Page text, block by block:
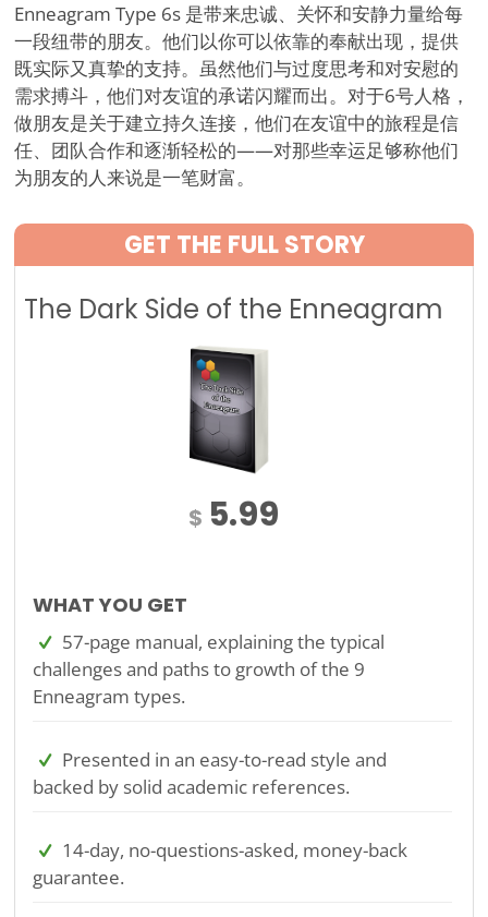
Enneagram Type 6s 是带来忠诚、关怀和安静力量给每
一段纽带的朋友。他们以你可以依靠的奉献出现，提供
既实际又真挚的支持。虽然他们与过度思考和对安慰的
需求搏斗，他们对友谊的承诺闪耀而出。对于6号人格，
做朋友是关于建立持久连接，他们在友谊中的旅程是信
任、团队合作和逐渐轻松的——对那些幸运足够称他们
为朋友的人来说是一笔财富。
GET THE FULL STORY
The Dark Side of the Enneagram
$ 5.99
WHAT YOU GET
57-page manual, explaining the typical
challenges and paths to growth of the 9
Enneagram types.
Presented in an easy-to-read style and
backed by solid academic references.
14-day, no-questions-asked, money-back
guarantee.